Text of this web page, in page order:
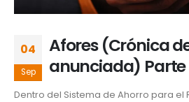
04
Sep
Afores (Crónica
anunciada) Parte
Dentro del Sistema de Ahorro para el